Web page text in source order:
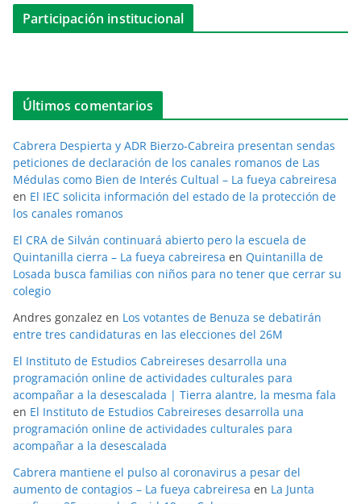
Participación institucional
Últimos comentarios
Cabrera Despierta y ADR Bierzo-Cabreira presentan sendas
peticiones de declaración de los canales romanos de Las
Médulas como Bien de Interés Cultual – La fueya cabreiresa
en El IEC solicita información del estado de la protección de
los canales romanos
El CRA de Silván continuará abierto pero la escuela de
Quintanilla cierra – La fueya cabreiresa en Quintanilla de
Losada busca familias con niños para no tener que cerrar su
colegio
Andres gonzalez en Los votantes de Benuza se debatirán
entre tres candidaturas en las elecciones del 26M
El Instituto de Estudios Cabreireses desarrolla una
programación online de actividades culturales para
acompañar a la desescalada | Tierra alantre, la mesma fala
en El Instituto de Estudios Cabreireses desarrolla una
programación online de actividades culturales para
acompañar a la desescalada
Cabrera mantiene el pulso al coronavirus a pesar del
aumento de contagios – La fueya cabreiresa en La Junta